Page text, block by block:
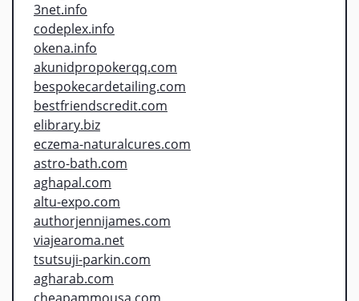
3net.info
codeplex.info
okena.info
akunidpropokerqq.com
bespokecardetailing.com
bestfriendscredit.com
elibrary.biz
eczema-naturalcures.com
astro-bath.com
aghapal.com
altu-expo.com
authorjennijames.com
viajearoma.net
tsutsuji-parkin.com
agharab.com